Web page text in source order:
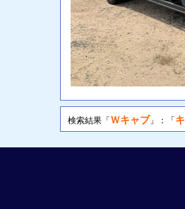
検索結果「Ｗキャブ 」：「